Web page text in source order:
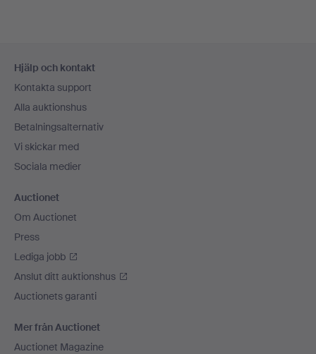
Hjälp och kontakt
Kontakta support
Alla auktionshus
Betalningsalternativ
Vi skickar med
Sociala medier
Auctionet
Om Auctionet
Press
Lediga jobb
Anslut ditt auktionshus
Auctionets garanti
Mer från Auctionet
Auctionet Magazine